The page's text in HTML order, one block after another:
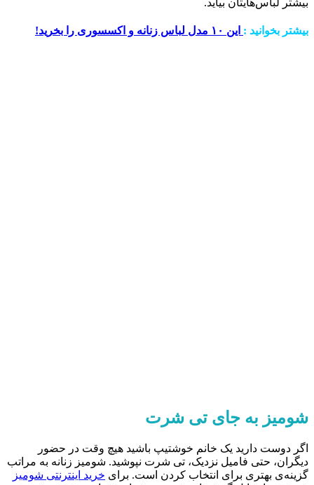
بیشتر بخوانید : این ۱۰ مدل لباس زنانه و اکسسوری را بخرید!
شومیز به جای تی شرت
اگر دوست دارید یک خانم خوشتیپ باشید هیچ وقت در حضور
دیگران، حتی فامیل نزدیک، تی شرت نپوشید. شومیز زنانه به مراتب
گزینه‌ی بهتری برای انتخاب کردن است. برای خرید اینترنتی شومیز